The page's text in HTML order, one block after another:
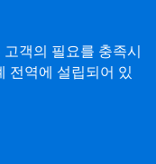
객의 필요를 충족시
전역에 설립되어 있